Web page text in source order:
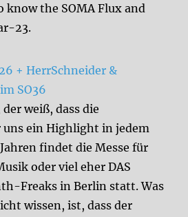
know the SOMA Flux and
23.
+ HerrSchneider &
SO36
weiß, dass die
uns ein Highlight in jedem
findet die Messe für
oder viel eher DAS
Freaks in Berlin statt. Was
wissen, ist, dass der